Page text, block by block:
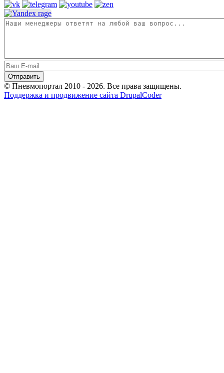
© Пневмопортал 2010 - 2026. Все права защищены.
Поддержка и продвижение сайта DrupalCoder